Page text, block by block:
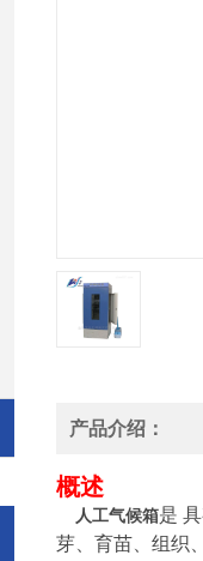
产品介绍：
概述
人工气候箱是
芽、育苗、组织